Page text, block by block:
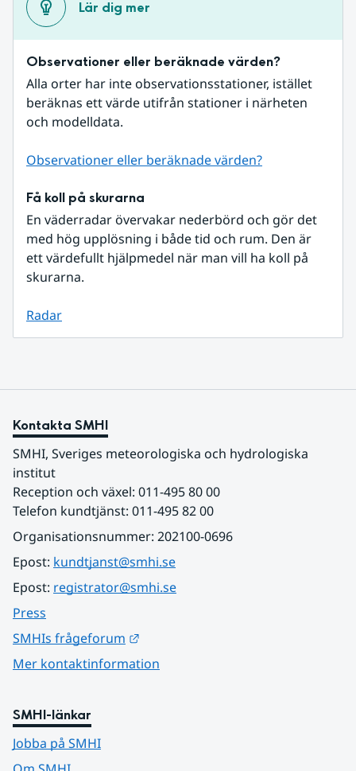
Lär dig mer
Observationer eller beräknade värden?
Alla orter har inte observationsstationer, istället
beräknas ett värde utifrån stationer i närheten
och modelldata.
Observationer eller beräknade värden?
Få koll på skurarna
En väderradar övervakar nederbörd och gör det
med hög upplösning i både tid och rum. Den är
ett värdefullt hjälpmedel när man vill ha koll på
skurarna.
Radar
Kontakta SMHI
SMHI, Sveriges meteorologiska och hydrologiska
institut
Reception och växel: 011-495 80 00
Telefon kundtjänst: 011-495 82 00
Organisationsnummer: 202100-0696
Epost: kundtjanst@smhi.se
Epost: registrator@smhi.se
Press
SMHIs frågeforum
Mer kontaktinformation
SMHI-länkar
Jobba på SMHI